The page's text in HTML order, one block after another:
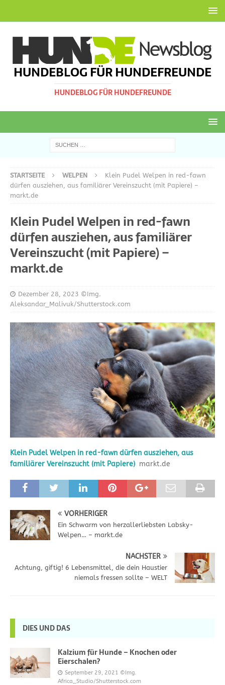
HUNDEBLOG FÜR HUNDEFREUNDE
HUNDEBLOG FÜR HUNDEFREUNDE
STARTSEITE WELPEN
Klein Pudel Welpen in red-fawn
dürfen ausziehen, aus familiärer Vereinszucht (mit Papiere) –
markt.de
Klein Pudel Welpen in red-fawn
dürfen ausziehen, aus familiärer
Vereinszucht (mit Papiere) –
markt.de
Dezember 28, 2023 ©Img.
Aleksandar_Malivuk/Shutterstock.com
Klein Pudel Welpen in red-fawn dürfen ausziehen, aus
familiärer Vereinszucht (mit Papiere) markt.de
VORHERIGER
Ein Schwarm von herzallerliebsten Labsky-
Welpen… – markt.de
NÄCHSTER
Achtung, giftig! 6 Lebensmittel, die dein Haustier
niemals fressen sollte – WELT
DIES UND DAS
Kalzium für Hunde – Knochen oder
Eierschalen?
September 29, 2021 ©Img.
Africa_Studio/Shutterstock.com